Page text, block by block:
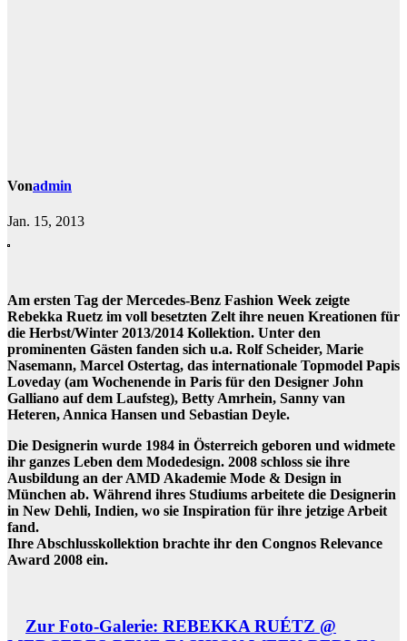
Vonadmin
Jan. 15, 2013
Am ersten Tag der Mercedes-Benz Fashion Week zeigte
Rebekka Ruetz im voll besetzten Zelt ihre neuen Kreationen für
die Herbst/Winter 2013/2014 Kollektion. Unter den
prominenten Gästen fanden sich u.a. Rolf Scheider, Marie
Nasemann, Marcel Ostertag, das internationale Topmodel Papis
Loveday (am Wochenende in Paris für den Designer John
Galliano auf dem Laufsteg), Betty Amrhein, Sanny van
Heteren, Annica Hansen und Sebastian Deyle.
Die Designerin wurde 1984 in Österreich geboren und widmete
ihr ganzes Leben dem Modedesign. 2008 schloss sie ihre
Ausbildung an der AMD Akademie Mode & Design in
München ab. Während ihres Studiums arbeitete die Designerin
in New Dehli, Indien, wo sie Inspiration für ihre jetzige Arbeit
fand.
Ihre Abschlusskollektion brachte ihr den Congnos Relevance
Award 2008 ein.
Zur Foto-Galerie: REBEKKA RUÉTZ @